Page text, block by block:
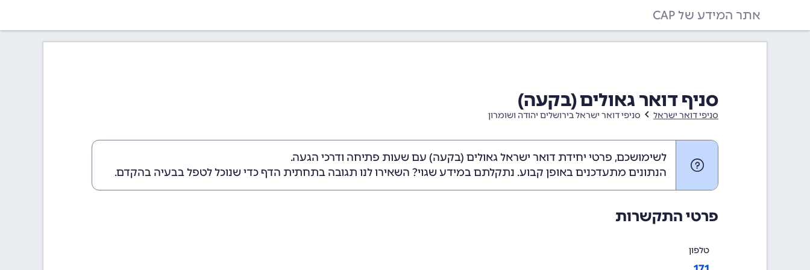
אתר המידע של CAP
סניף דואר גאולים (בקעה)
סניפי דואר ישראל סניפי דואר ישראל בירושלים יהודה ושומרון
לשימושכם, פרטי יחידת דואר ישראל גאולים (בקעה) עם שעות פתיחה ודרכי הגעה.
הנתונים מתעדכנים באופן קבוע. נתקלתם במידע שגוי? השאירו לנו תגובה בתחתית הדף כדי שנוכל לטפל בבעיה בהקדם.
פרטי התקשרות
טלפון